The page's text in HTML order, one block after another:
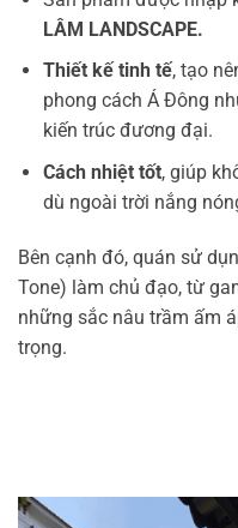
LÂM LANDSCAPE.
Thiết kế tinh tế, tạo
phong cách Á Đông
kiến trúc đương đại.
Cách nhiệt tốt, giúp
dù ngoài trời nắng
Bên cạnh đó, quán sử
Tone) làm chủ đạo, từ
những sắc nâu trầm ấm
trọng.